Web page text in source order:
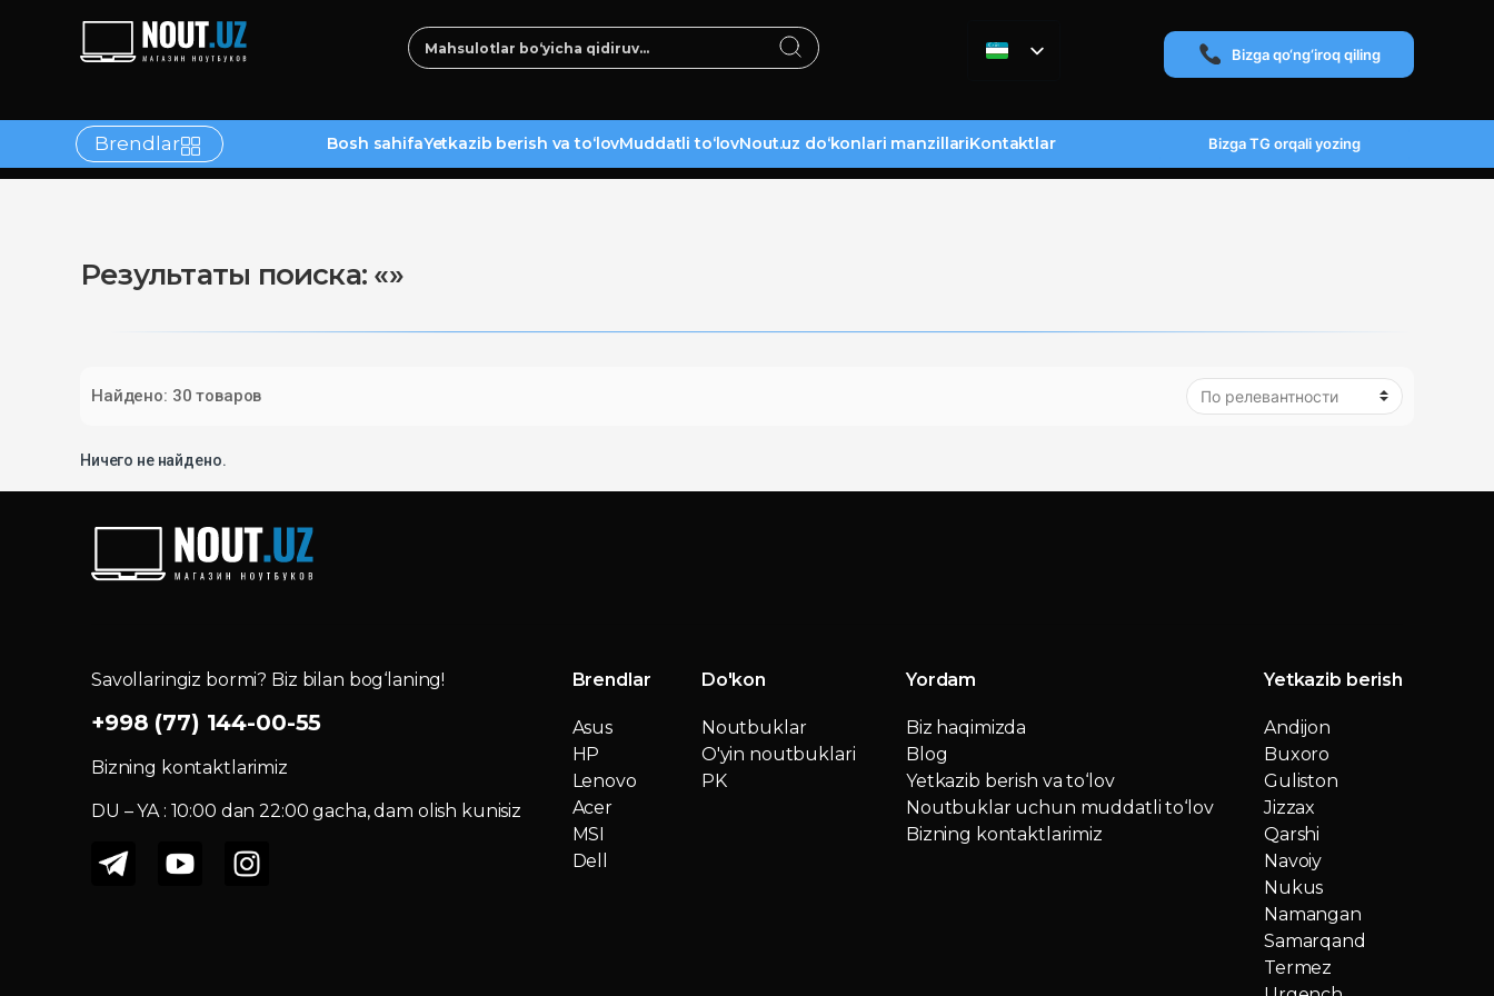
Bizga qo‘ng‘iroq qiling
Brendlar Bosh sahifaYetkazib berish va to‘lovMuddatli to‘lovNout.uz do‘konlari manzillariKontaktlar Bizga TG orqali yozing
Результаты поиска: «»
Найдено: 30 товаров
Ничего не найдено.
Savollaringiz bormi? Biz bilan bog‘laning!
+998 (77) 144-00-55
Bizning kontaktlarimiz
DU – YA : 10:00 dan 22:00 gacha, dam olish kunisiz
Brendlar
Asus
HP
Lenovo
Acer
MSI
Dell
Do'kon
Noutbuklar
O'yin noutbuklari
PK
Yordam
Biz haqimizda
Blog
Yetkazib berish va to‘lov
Noutbuklar uchun muddatli to‘lov
Bizning kontaktlarimiz
Yetkazib berish
Andijon
Buxoro
Guliston
Jizzax
Qarshi
Navoiy
Nukus
Namangan
Samarqand
Termez